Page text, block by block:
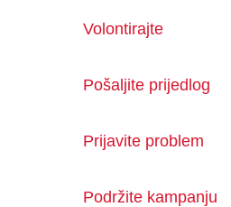
Volontirajte
Pošaljite prijedlog
Prijavite problem
Podržite kampanju